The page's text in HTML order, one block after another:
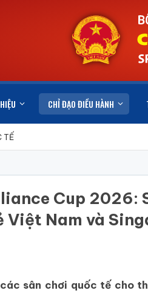
CHỈ ĐẠO ĐIỀU HÀNH
TẾ
Cup 2026:
Nam và
sân chơi quốc tế cho